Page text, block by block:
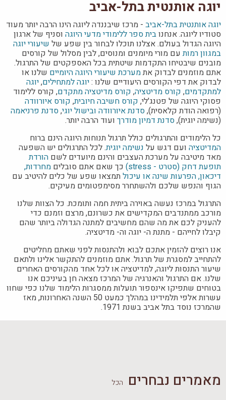
יוגה אותנטית בתל-אביב
יוגה אותנטית בתל-אביב - מרכז שיבננדה ליוגה הינו הרבה יותר מעוד
סטודיו ליוגה. אנחנובית ספר ללימודי מדעי היוגה וסניף של ארגון
היוגה הגדול בעולם. אצלנו תוכלו לבחור בין שפע של שיעורי יוגה
במגוון רמותעם מורי מיומנים ומנוסים, לבין מסלול של קורסים
מובנים שיבטיחו התקדמות שיטתית בכל האספקטים של התרגול.
אתם מוזמנים לבדוק אתמערכת שיעורי היוגה היומיים שלנו או
לבדוק את דפי הקורסים היעודיים שלנו :יוגה למתחילים,יוגה
למתקדמים, קורס מדיטציה, קורס מדיטציה מתקדם, קורס ללימוד
פסוקי היוגה של פטנג'לי, קורס חשיבה חיובית, קורס איורוודה
(רפואה הודת קלאסית),סדנת איורוודה ובישול יוגי,סדנת פרניאמה
(נשימה יוגית),סדנת דמיון מודרך ועוד הרבה יותר.
כל הלימודים והתרגולים כולל תרגול תנוחות היוגה הינם ברוח
המדיטציה ועם דגש על נשימה יוגית. לכל התרגולים יש השפעה
מאד מיטיבה על מערכת העצבים והינם מיועדים לשם הורדת
תופעת דחק (סטרט - stress) כך שאם אתם סובלים מחרדות,
דיכאון, הפרעות שינה או עיכולתמצאו שפע של כלים להיטיב עם
הגוף והנפש שלכם ולהשתחרר מסימפטומים מעיקים.
התרגול במרכז נעשה באוירה ביתית חמה ותומכת. כל הצוות שלנו
מורכב ממתנדבים המקדישים את כשרונם, מרצם וזמנם כדי
להעניק לכם את מה שהם מחשיבים למתנה הגדולה ביותר שהם
קיבלו לחייהם - מתנת ה- יוגה וה- מדיטציה.
אנו רוצים להזמין אתכם לבוא ולהתנסות לפני שאתם מחליטים
להתחייב למסגרת של תרגול. אתם מוזמנים להתקשר אלינו ולתאם
שיעור התנסות ליוגה, למדיטציה או לכל אחד מהקורסים האחרים
שלנו. אם התרגול והאנרגיה של המרכז מצאה חן בעיניכם אנו
בטוחים שתפיקו אינספור תועלות ממסגרות הלימוד שלנו כפי שחוו
עשרות אלפי תלמידינו במהלך כמעט 50 השנה האחרונות, מאז
שהמרכז נוסד בתל אביב בשנת 1971.
מאמרים נבחרים הכל